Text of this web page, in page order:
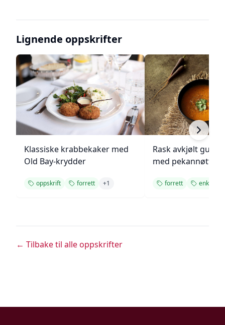
Lignende oppskrifter
Klassiske krabbekaker med
Old Bay-krydder
oppskrift forrett +1
Rask avkjølt
med pekannøtter
forrett enkel
← Tilbake til alle oppskrifter